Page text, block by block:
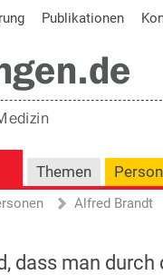
Publikationen
Themen
Alfred Brandt
dass man durch